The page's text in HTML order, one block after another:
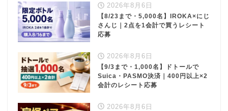
2026年8月6日
【8/23まで・5,000名】IROKA×にじ
さんじ｜2点を1会計で買うレシート
応募
2026年8月6日
【9/3まで・1,000名】ドトールで
Suica・PASMO決済｜400円以上×2
会計のレシート応募
2026年8月6日